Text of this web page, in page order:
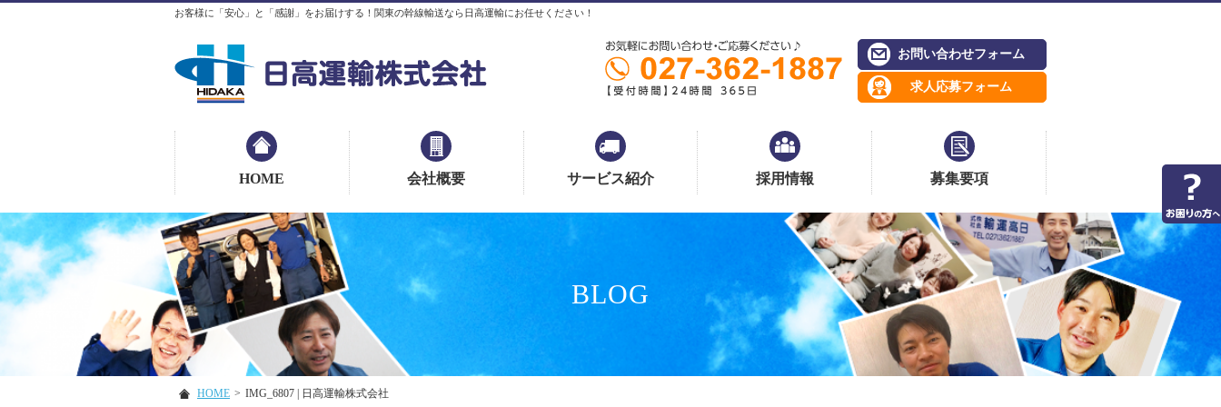
お客様に「安心」と「感謝」をお届けする！関東の幹線輸送なら日高運輸にお任せください！
お問い合わせフォーム
求人応募フォーム
HOME 会社概要 サービス紹介 採用情報 募集要項
BLOG
HOME > IMG_6807 | 日高運輸株式会社